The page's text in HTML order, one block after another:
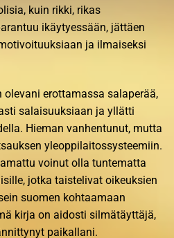
kuin rikki, rikas
ikäytyessään, jättäen
ja ilmaiseksi
erottamassa salaperää,
salaisuuksiaan ja yllätti
Hieman vanhentunut, mutta
yleoppilaitossysteemiin.
voinut olla tuntematta
jotka taistelivat oikeuksien
suomen kohtaamaan
kirja on aidosti silmätäyttäjä,
paikallani.